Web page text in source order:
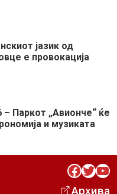
јазик од
е провокација
Паркот „Авионче“ ќе
и музиката
Facebook Twitter YouTube
Архива